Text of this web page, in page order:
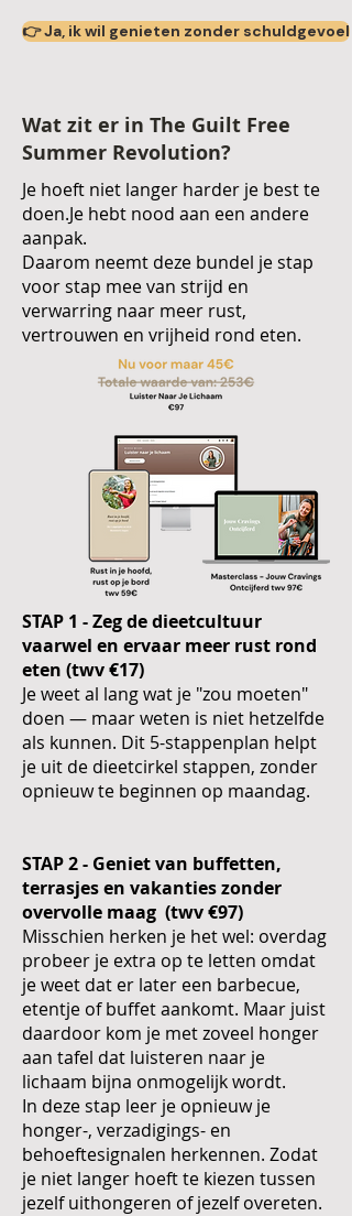
👉 Ja, ik wil genieten zonder schuldgevoel
Wat zit er in The Guilt Free
Summer Revolution?
Je hoeft niet langer harder je best te
doen.Je hebt nood aan een andere
aanpak.
Daarom neemt deze bundel je stap
voor stap mee van strijd en
verwarring naar meer rust,
vertrouwen en vrijheid rond eten.
STAP 1 - Zeg de dieetcultuur
vaarwel en ervaar meer rust rond
eten (twv €17)
Je weet al lang wat je "zou moeten"
doen — maar weten is niet hetzelfde
als kunnen. Dit 5-stappenplan helpt
je uit de dieetcirkel stappen, zonder
opnieuw te beginnen op maandag.
STAP 2 - Geniet van buffetten,
terrasjes en vakanties zonder
overvolle maag (twv €97)
Misschien herken je het wel: overdag
probeer je extra op te letten omdat
je weet dat er later een barbecue,
etentje of buffet aankomt. Maar juist
daardoor kom je met zoveel honger
aan tafel dat luisteren naar je
lichaam bijna onmogelijk wordt.
In deze stap leer je opnieuw je
honger-, verzadigings- en
behoeftesignalen herkennen. Zodat
je niet langer hoeft te kiezen tussen
jezelf uithongeren of jezelf overeten.